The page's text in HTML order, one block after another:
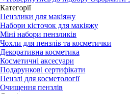
Категорії
Пензлики для макіяжу
Набори кісточок для макіяжу
Міні набори пензликів
Чохли для пензлів та косметички
Декоративна косметика
Косметичні аксесуари
Подарункові сертифікати
Пензлі для косметології
Очищення пензлів